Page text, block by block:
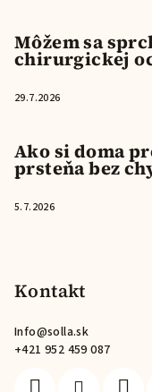
Môžem sa
chirurgickej
29.7.2026
Ako si doma
prsteňa bez
5.7.2026
Kontakt
Info@solla.sk
+421 952 459 087